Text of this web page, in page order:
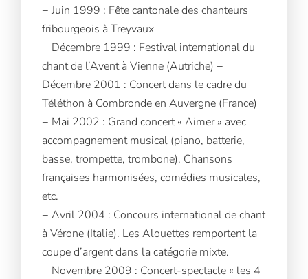
− Juin 1999 : Fête cantonale des chanteurs
fribourgeois à Treyvaux
− Décembre 1999 : Festival international du
chant de l’Avent à Vienne (Autriche) −
Décembre 2001 : Concert dans le cadre du
Téléthon à Combronde en Auvergne (France)
− Mai 2002 : Grand concert « Aimer » avec
accompagnement musical (piano, batterie,
basse, trompette, trombone). Chansons
françaises harmonisées, comédies musicales,
etc.
− Avril 2004 : Concours international de chant
à Vérone (Italie). Les Alouettes remportent la
coupe d’argent dans la catégorie mixte.
− Novembre 2009 : Concert-spectacle « les 4